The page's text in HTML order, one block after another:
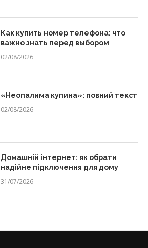
Как купить номер телефона: что
важно знать перед выбором
02/08/2026
«Неопалима купина»: повний текст
02/08/2026
Домашній інтернет: як обрати
надійне підключення для дому
31/07/2026